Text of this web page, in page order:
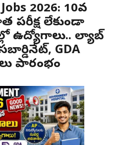
2026: 10వ
పరీక్ష లేకుండా
ఉద్యోగాలు.. ల్యాబ్
GDA
ప్రారంభం